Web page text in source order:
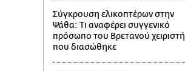
Σύγκρουση ελικοπτέρων στην
Ψάθα: Τι αναφέρει συγγενικό
πρόσωπο του Βρετανού χειριστή
που διασώθηκε